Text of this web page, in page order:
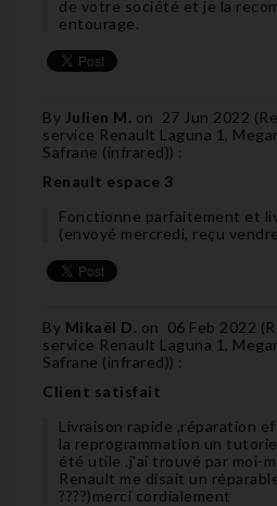
de votre société et je la
entourage.
By Julien M. on 27 Jun 2022 (
service Renault Laguna 1,
Safrane (infrared)) :
Renault espace 3
Fonctionne parfaitement et
(envoyé mercredi, reçu
By Mikaël D. on 06 Feb 2022 (
service Renault Laguna 1,
Safrane (infrared)) :
Client satisfait
Livraison rapide ,réparation
la reprogrammation un
été utile .j'ai trouvé par moi-
Renault me disait un
????)merci cordialement